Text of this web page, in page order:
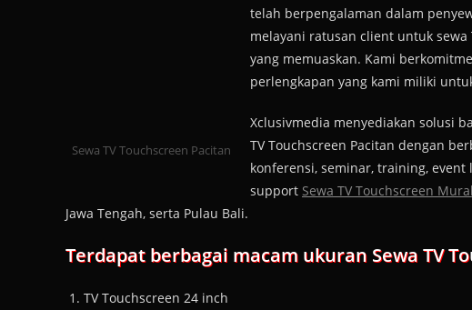
Sewa TV Touchscreen Pacitan
telah berpengalaman dalam
melayani ratusan client untuk
yang memuaskan. Kami
perlengkapan yang kami miliki
Xclusivmedia menyediakan solusi
TV Touchscreen Pacitan dengan
konferensi, seminar, training,
support Sewa TV Touchscreen
Jawa Tengah, serta Pulau Bali.
Terdapat berbagai macam ukuran Sewa TV
TV Touchscreen 24 inch